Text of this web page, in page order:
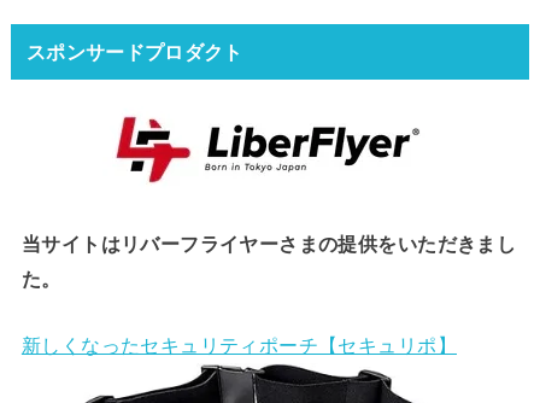
スポンサードプロダクト
当サイトはリバーフライヤーさまの提供をいただきまし
た。
新しくなったセキュリティポーチ【セキュリポ】